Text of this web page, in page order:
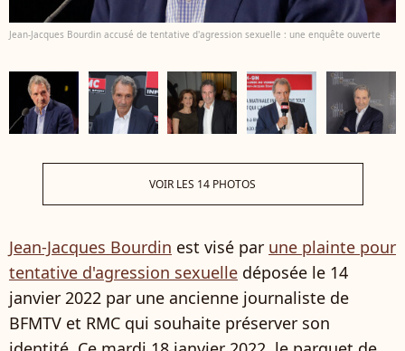
Jean-Jacques Bourdin accusé de tentative d'agression sexuelle : une enquête ouverte
VOIR LES 14 PHOTOS
Jean-Jacques Bourdin est visé par une plainte pour
tentative d'agression sexuelle déposée le 14
janvier 2022 par une ancienne journaliste de
BFMTV et RMC qui souhaite préserver son